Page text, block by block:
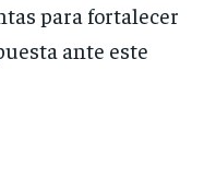
para fortalecer
ante este